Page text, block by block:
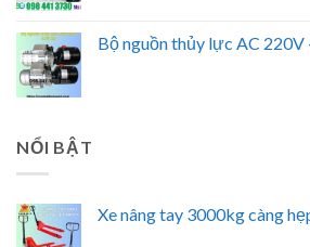
Bộ nguồn thủy lực AC 220V
NỔI BẬT
Xe nâng tay 3000kg càng